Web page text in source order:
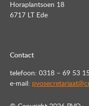
Horaplantsoen 18
6717 LT Ede
Contact
telefoon: 0318 – 69 53 15
e-mail: